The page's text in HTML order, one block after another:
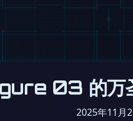
03 的万
2025年11月